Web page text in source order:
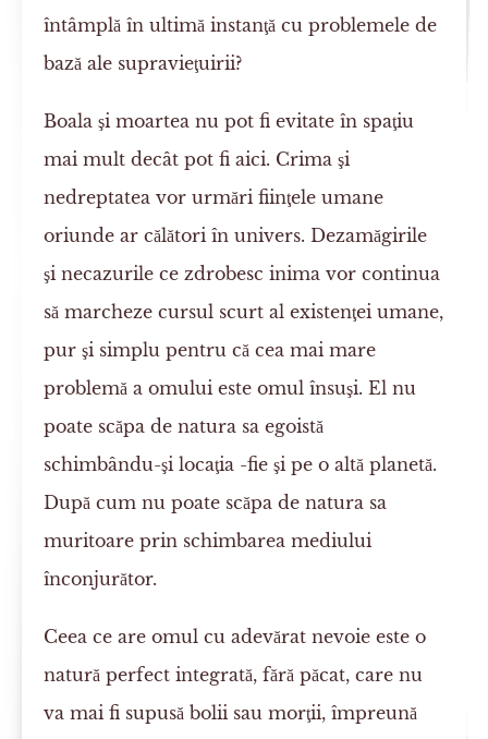
întâmplă în ultimă instanţă cu problemele de
bază ale supravieţuirii?
Boala şi moartea nu pot fi evitate în spaţiu
mai mult decât pot fi aici. Crima şi
nedreptatea vor urmări fiinţele umane
oriunde ar călători în univers. Dezamăgirile
şi necazurile ce zdrobesc inima vor continua
să marcheze cursul scurt al existenţei umane,
pur şi simplu pentru că cea mai mare
problemă a omului este omul însuşi. El nu
poate scăpa de natura sa egoistă
schimbându-şi locaţia -fie şi pe o altă planetă.
După cum nu poate scăpa de natura sa
muritoare prin schimbarea mediului
înconjurător.
Ceea ce are omul cu adevărat nevoie este o
natură perfect integrată, fără păcat, care nu
va mai fi supusă bolii sau morţii, împreună